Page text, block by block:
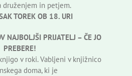
druženjem in petjem.
TOREK OB 18. URI
NAJBOLJŠI PRIJATELJ – ČE JO
PREBERE!
v roki. Vabljeni v knjižnico
doma, ki je